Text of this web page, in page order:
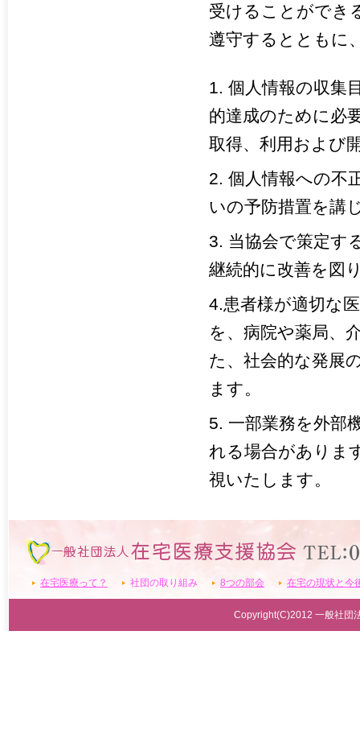
受けることができ
遵守するとともに
1. 個人情報の収集
的達成のために必
取得、利用および
2. 個人情報への不
いの予防措置を講
3. 当協会で策定す
継続的に改善を図
4.患者様が適切な
を、病院や薬局、
た、社会的な発展
ます。
5. 一部業務を外部
れる場合がありま
視いたします。
在宅医療って？ 社団の取り組み 8つの部会 在宅の現状と今
Copyright(C)2012 一般社団